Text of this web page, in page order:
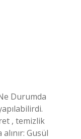
Durumda
, temizlik
Gusül